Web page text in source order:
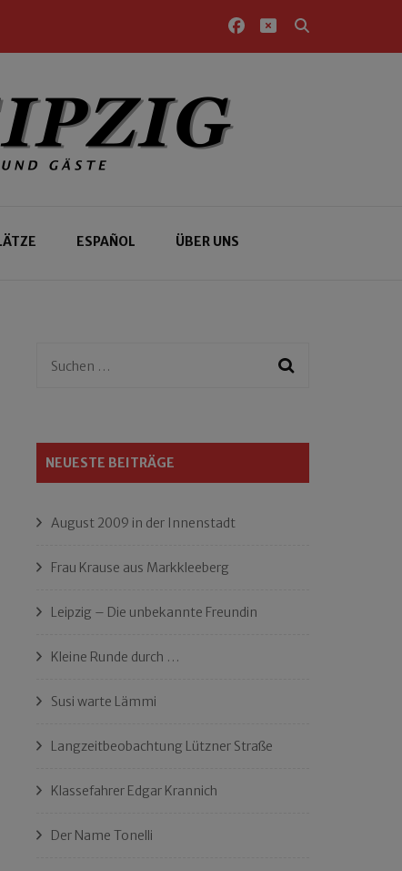
ESPAÑOL ÜBER UNS
Suchen
NEUESTE BEITRÄGE
August 2009 in der Innenstadt
Frau Krause aus Markkleeberg
Leipzig – Die unbekannte Freundin
Kleine Runde durch …
Susi warte Lämmi
Langzeitbeobachtung Lützner Straße
Klassefahrer Edgar Krannich
Der Name Tonelli